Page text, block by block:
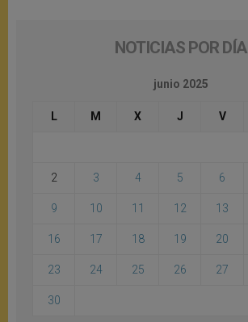
NOTICIAS POR DÍA
junio 2025
L M X J V
2 3 4 5 6
9 10 11 12 13
16 17 18 19 20
23 24 25 26 27
30